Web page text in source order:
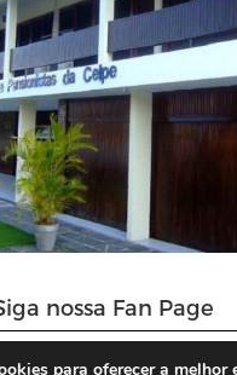
nossa Fan Page
para oferecer a melhor